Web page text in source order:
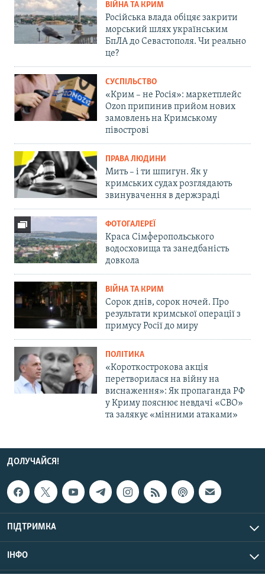
ВІЙНА ТА КРИМ
Російська влада обіцяє закрити
морський шлях українським
БпЛА до Севастополя. Чи реально
це?
СУСПІЛЬСТВО
«Крим – не Росія»: маркетплейс
Ozon припинив прийом нових
замовлень на Кримському
півострові
ПРАВА ЛЮДИНИ
Мить – і ти шпигун. Як у
кримських судах розглядають
звинувачення в держзраді
ФОТОГАЛЕРЕЇ
Краса Сімферопольського
водосховища та занедбаність
довкола
ВІЙНА ТА КРИМ
Сорок днів, сорок ночей. Про
результати кримської операції з
примусу Росії до миру
ПОЛІТИКА
«Короткострокова акція
перетворилася на війну на
виснаження»: Як пропаганда РФ
у Криму пояснює невдачі «СВО»
та залякує «мінними атаками»
ДОЛУЧАЙСЯ!
ПІДТРИМКА
ІНФО